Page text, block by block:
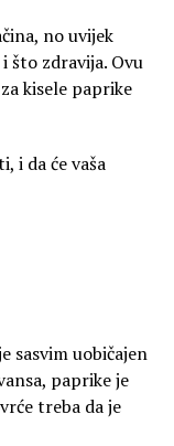
no uvijek
što zdravija. Ovu
kisele paprike
i da će vaša
sasvim uobičajen
paprike je
treba da je